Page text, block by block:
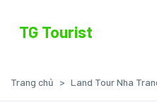
TG Tourist
Trang chủ Land Tour Nha